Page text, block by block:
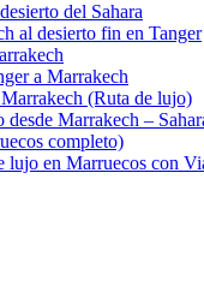
del Sahara
al desierto fin en Tanger
a Marrakech
(Ruta de lujo)
Marrakech –
completo)
lujo en Marruecos con